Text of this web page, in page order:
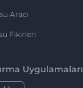
Aracı
Fikirleri
Uygulamaları